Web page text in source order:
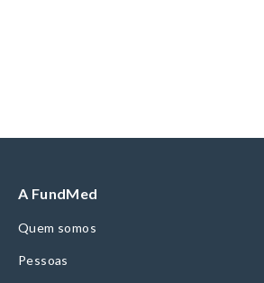
A FundMed
Quem somos
Pessoas